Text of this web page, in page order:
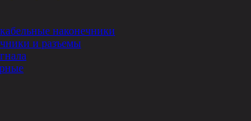
наконечники
и разъемы